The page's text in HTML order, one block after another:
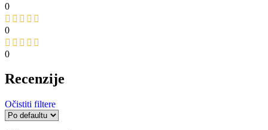
0
0
0
Recenzije
Očistiti filtere